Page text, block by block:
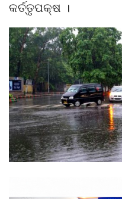
କର୍ତ୍ତୃପକ୍ଷ ।